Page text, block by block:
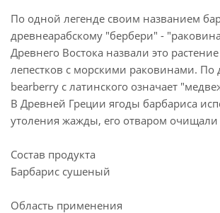
По одной легенде своим названием
древнеарабскому "бербери" -
Древнего Востока назвали это растение
лепестков с морскими раковинами. По
bearberry с латинского означает
В Древней Греции ягоды барбариса
утоления жажды, его отваром
Состав продукта
Барбарис сушеный
Область применения